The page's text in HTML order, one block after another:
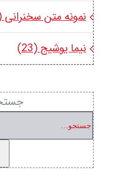
نمونه متن سخنرانی (13)
نیما یوشیج (23)
جستجو برای: